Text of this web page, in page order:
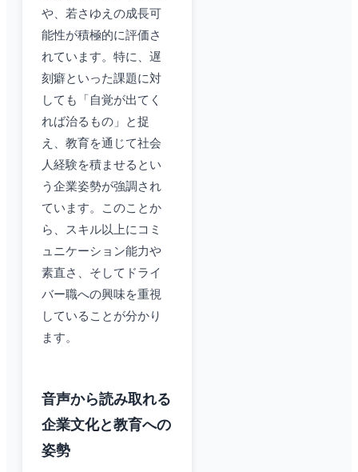
や、若さゆえの成長可
能性が積極的に評価さ
れています。特に、遅
刻癖といった課題に対
しても「自覚が出てく
れば治るもの」と捉
え、教育を通じて社会
人経験を積ませるとい
う企業姿勢が強調され
ています。このことか
ら、スキル以上にコミ
ュニケーション能力や
素直さ、そしてドライ
バー職への興味を重視
していることが分かり
ます。
音声から読み取れる
企業文化と教育への
姿勢